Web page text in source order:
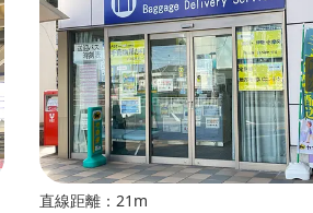
直線距離：21m